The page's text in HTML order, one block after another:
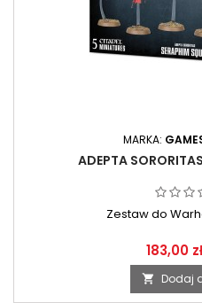
MARKA:
ADEPTA
Zestaw do
183,00 zł
 Dodaj